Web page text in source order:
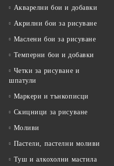
Акварелни бои и добавки
Акрилни бои за рисуване
Маслени бои за рисуване
Темперни бои и добавки
Четки за рисуване и
шпатули
Маркери и тънкописци
Скицници за рисуване
Моливи
Пастели, пастелни моливи
Туш и алкохолни мастила